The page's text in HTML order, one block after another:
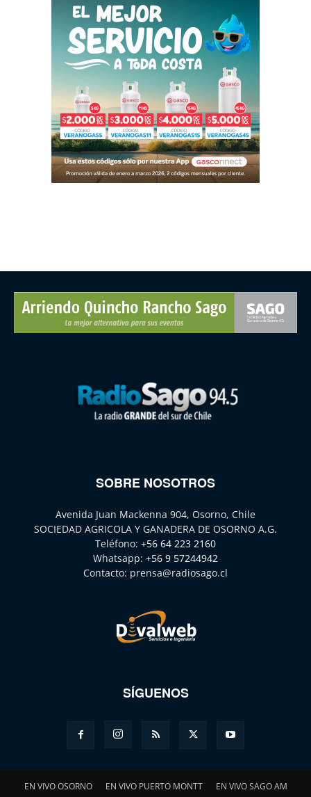
SOBRE NOSOTROS
Avenida Juan Mackenna 904, Osorno, Chile
SOCIEDAD AGRICOLA Y GANADERA DE OSORNO A.G.
Teléfono: +56 64 223 2160
Whatsapp: +56 9 57244942
Contacto: prensa@radiosago.cl
SÍGUENOS
EN VIVO OSORNO EN VIVO PUERTO MONTT EN VIVO SAGO AM